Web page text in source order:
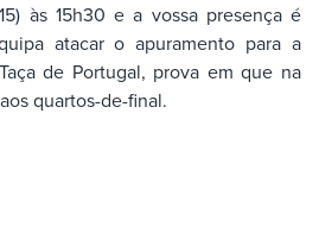
às 15h30 e a vossa presença é
atacar o apuramento para a
de Portugal, prova em que na
quartos-de-final.